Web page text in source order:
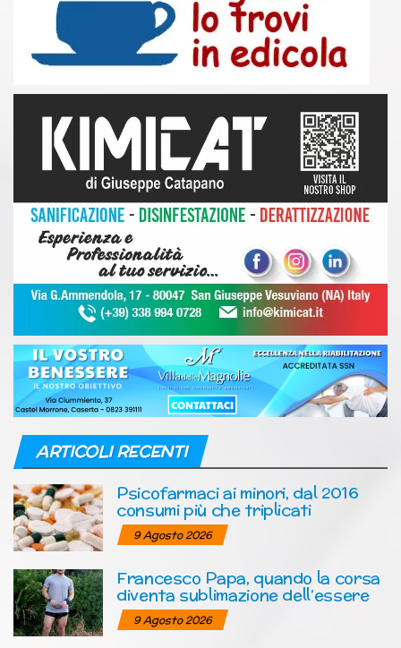
ARTICOLI RECENTI
Psicofarmaci ai minori, dal 2016
consumi più che triplicati
9 Agosto 2026
Francesco Papa, quando la corsa
diventa sublimazione dell’essere
9 Agosto 2026